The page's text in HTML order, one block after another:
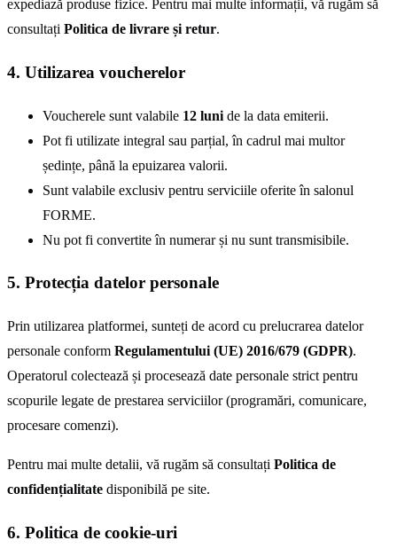
expediază produse fizice. Pentru mai multe informații, vă rugăm să
consultați Politica de livrare și retur.
4. Utilizarea voucherelor
Voucherele sunt valabile 12 luni de la data emiterii.
Pot fi utilizate integral sau parțial, în cadrul mai multor
ședințe, până la epuizarea valorii.
Sunt valabile exclusiv pentru serviciile oferite în salonul
FORME.
Nu pot fi convertite în numerar și nu sunt transmisibile.
5. Protecția datelor personale
Prin utilizarea platformei, sunteți de acord cu prelucrarea datelor
personale conform Regulamentului (UE) 2016/679 (GDPR).
Operatorul colectează și procesează date personale strict pentru
scopurile legate de prestarea serviciilor (programări, comunicare,
procesare comenzi).
Pentru mai multe detalii, vă rugăm să consultați Politica de
confidențialitate disponibilă pe site.
6. Politica de cookie-uri